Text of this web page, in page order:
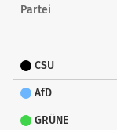
Partei
CSU
AfD
GRÜNE